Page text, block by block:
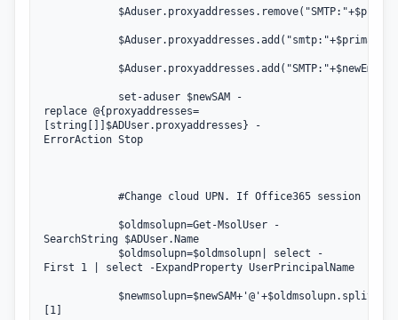
$Aduser.proxyaddresses.add("smtp:"+$primary)
$Aduser.proxyaddresses.add("SMTP:"+$newEmail)
set-aduser $newSAM -
replace @{proxyaddresses=
[string[]]$ADUser.proxyaddresses} -
ErrorAction Stop
#Change cloud UPN. If Office365 session is not
$oldmsolupn=Get-MsolUser -
SearchString $ADUser.Name
$oldmsolupn=$oldmsolupn| select -
First 1 | select -ExpandProperty UserPrincipalName
[1]